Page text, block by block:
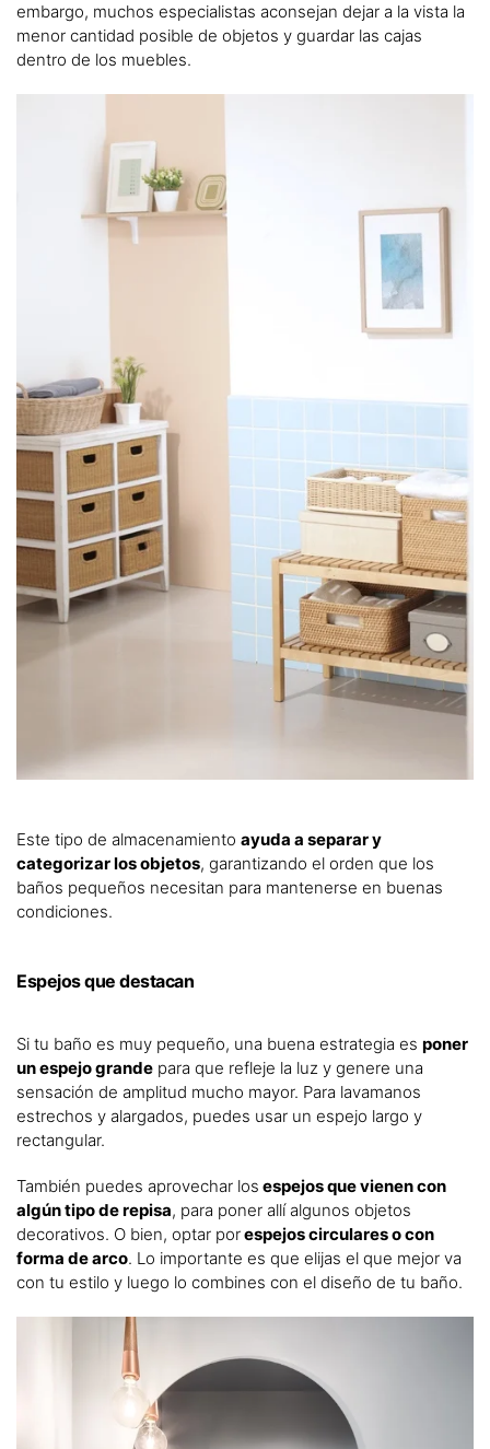
embargo, muchos especialistas aconsejan dejar a la vista la
menor cantidad posible de objetos y guardar las cajas
dentro de los muebles.
Este tipo de almacenamiento ayuda a separar y
categorizar los objetos, garantizando el orden que los
baños pequeños necesitan para mantenerse en buenas
condiciones.
Espejos que destacan
Si tu baño es muy pequeño, una buena estrategia es poner
un espejo grande para que refleje la luz y genere una
sensación de amplitud mucho mayor. Para lavamanos
estrechos y alargados, puedes usar un espejo largo y
rectangular.
También puedes aprovechar los espejos que vienen con
algún tipo de repisa, para poner allí algunos objetos
decorativos. O bien, optar porespejos circulares o con
forma de arco. Lo importante es que elijas el que mejor va
con tu estilo y luego lo combines con el diseño de tu baño.